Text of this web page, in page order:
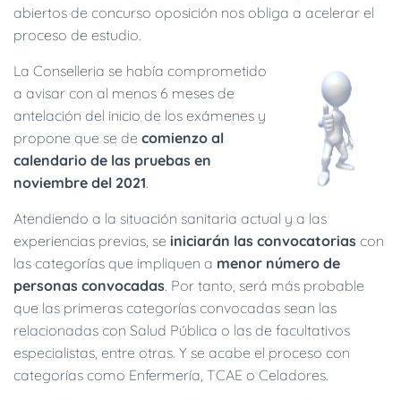
abiertos de concurso oposición nos obliga a acelerar el
proceso de estudio.
La Conselleria se había comprometido
a avisar con al menos 6 meses de
antelación del inicio de los exámenes y
propone que se de comienzo al
calendario de las pruebas en
noviembre del 2021.
Atendiendo a la situación sanitaria actual y a las
experiencias previas, se iniciarán las convocatorias con
las categorías que impliquen a menor número de
personas convocadas. Por tanto, será más probable
que las primeras categorías convocadas sean las
relacionadas con Salud Pública o las de facultativos
especialistas, entre otras. Y se acabe el proceso con
categorías como Enfermería, TCAE o Celadores.